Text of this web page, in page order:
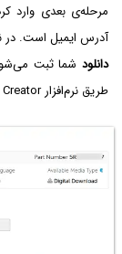
مرحله‌ی بعدی وارد
آدرس ایمیل است. در
دانلود شما ثبت
طریق نرم‌افزار Lenovo USB Recovery Creator دانلود کنید.